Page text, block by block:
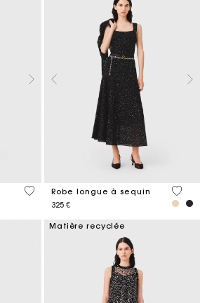
4,2 out of 5 Customer Rating
Robe longue à sequin
325 €
4,7
Matière recyclée